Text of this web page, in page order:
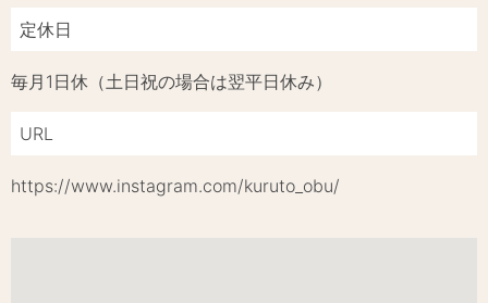
定休日
毎月1日休（土日祝の場合は翌平日休み）
URL
https://www.instagram.com/kuruto_obu/